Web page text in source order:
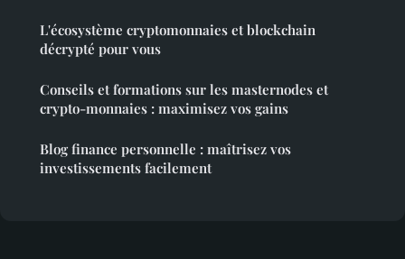
L'écosystème cryptomonnaies et blockchain
décrypté pour vous
Conseils et formations sur les masternodes et
crypto-monnaies : maximisez vos gains
Blog finance personnelle : maîtrisez vos
investissements facilement